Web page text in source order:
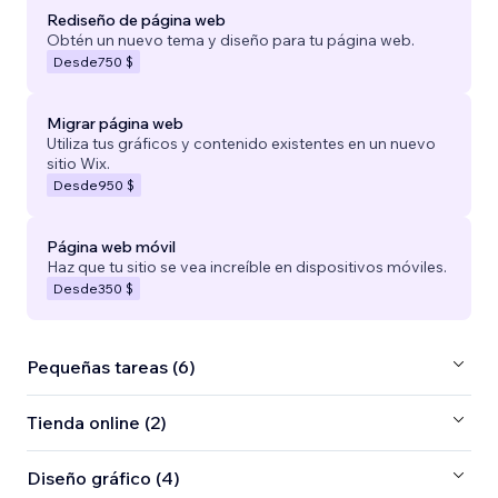
Rediseño de página web
Obtén un nuevo tema y diseño para tu página web.
Desde750 $
Migrar página web
Utiliza tus gráficos y contenido existentes en un nuevo
sitio Wix.
Desde950 $
Página web móvil
Haz que tu sitio se vea increíble en dispositivos móviles.
Desde350 $
Pequeñas tareas (6)
Tienda online (2)
Diseño gráfico (4)